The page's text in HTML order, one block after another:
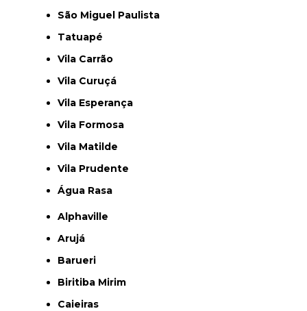
São Miguel Paulista
Tatuapé
Vila Carrão
Vila Curuçá
Vila Esperança
Vila Formosa
Vila Matilde
Vila Prudente
Água Rasa
Alphaville
Arujá
Barueri
Biritiba Mirim
Caieiras